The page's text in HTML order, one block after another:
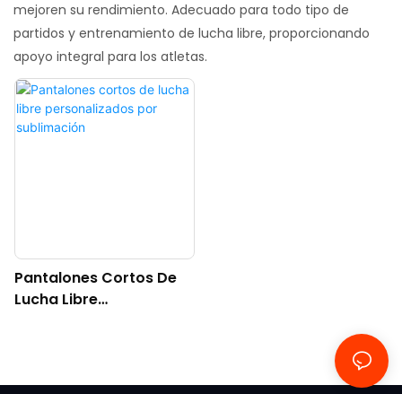
mejoren su rendimiento. Adecuado para todo tipo de
partidos y entrenamiento de lucha libre, proporcionando
apoyo integral para los atletas.
Pantalones Cortos De
Lucha Libre